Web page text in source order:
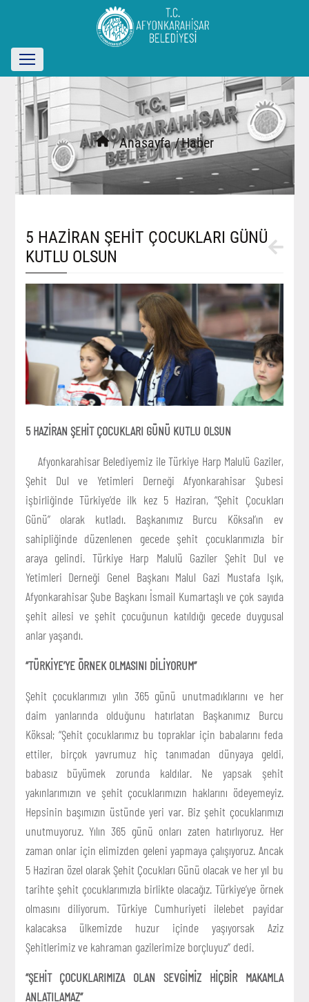
/Anasayfa /Haber
5 HAZİRAN ŞEHİT ÇOCUKLARI GÜNÜ
KUTLU OLSUN
5 HAZİRAN ŞEHİT ÇOCUKLARI GÜNÜ KUTLU OLSUN
Afyonkarahisar Belediyemiz ile Türkiye Harp Malulü Gaziler,
Şehit Dul ve Yetimleri Derneği Afyonkarahisar Şubesi
işbirliğinde Türkiye’de ilk kez 5 Haziran, “Şehit Çocukları
Günü” olarak kutladı. Başkanımız Burcu Köksal’ın ev
sahipliğinde düzenlenen gecede şehit çocuklarımızla bir
araya gelindi. Türkiye Harp Malulü Gaziler Şehit Dul ve
Yetimleri Derneği Genel Başkanı Malul Gazi Mustafa Işık,
Afyonkarahisar Şube Başkanı İsmail Kumartaşlı ve çok sayıda
şehit ailesi ve şehit çocuğunun katıldığı gecede duygusal
anlar yaşandı.
“TÜRKİYE’YE ÖRNEK OLMASINI DİLİYORUM”
Şehit çocuklarımızı yılın 365 günü unutmadıklarını ve her
daim yanlarında olduğunu hatırlatan Başkanımız Burcu
Köksal; “Şehit çocuklarımız bu topraklar için babalarını feda
ettiler, birçok yavrumuz hiç tanımadan dünyaya geldi,
babasız büyümek zorunda kaldılar. Ne yapsak şehit
yakınlarımızın ve şehit çocuklarımızın haklarını ödeyemeyiz.
Hepsinin başımızın üstünde yeri var. Biz şehit çocuklarımızı
unutmuyoruz. Yılın 365 günü onları zaten hatırlıyoruz. Her
zaman onlar için elimizden geleni yapmaya çalışıyoruz. Ancak
5 Haziran özel olarak Şehit Çocukları Günü olacak ve her yıl bu
tarihte şehit çocuklarımızla birlikte olacağız. Türkiye’ye örnek
olmasını diliyorum. Türkiye Cumhuriyeti ilelebet payidar
kalacaksa ülkemizde huzur içinde yaşıyorsak Aziz
Şehitlerimiz ve kahraman gazilerimize borçluyuz” dedi.
“ŞEHİT ÇOCUKLARIMIZA OLAN SEVGİMİZ HİÇBİR MAKAMLA
ANLATILAMAZ”